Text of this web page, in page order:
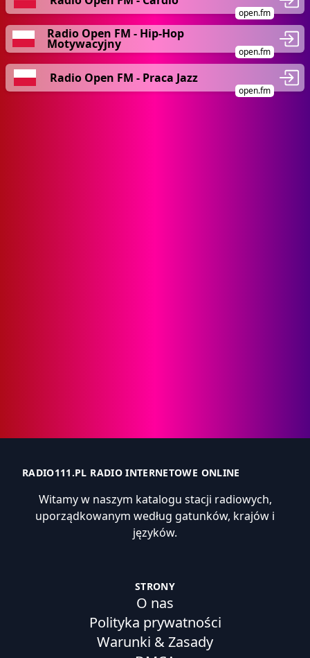
open.fm
Radio Open FM - Hip-Hop
Motywacyjny
open.fm
Radio Open FM - Praca Jazz
open.fm
RADIO111.PL RADIO INTERNETOWE ONLINE
Witamy w naszym katalogu stacji radiowych,
uporządkowanym według gatunków, krajów i
języków.
STRONY
O nas
Polityka prywatności
Warunki & Zasady